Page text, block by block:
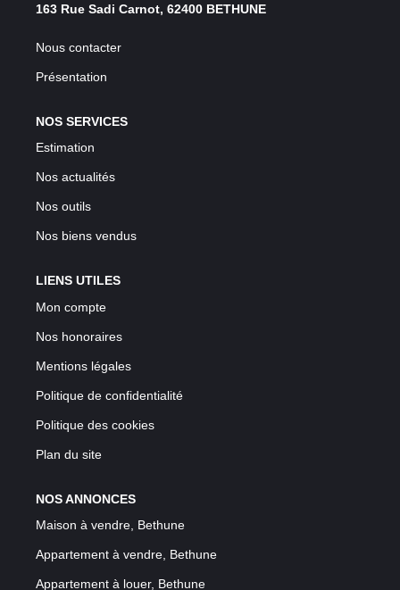
Qui Sommes-Nous
163 Rue Sadi Carnot, 62400 BETHUNE
Nous contacter
Présentation
NOS SERVICES
Estimation
Nos actualités
Nos outils
Nos biens vendus
LIENS UTILES
Mon compte
Nos honoraires
Mentions légales
Politique de confidentialité
Politique des cookies
Plan du site
NOS ANNONCES
Maison à vendre, Bethune
Appartement à vendre, Bethune
Appartement à louer, Bethune